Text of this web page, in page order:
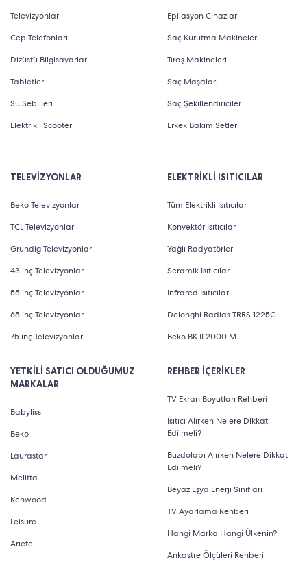
Televizyonlar
Cep Telefonları
Dizüstü Bilgisayarlar
Tabletler
Su Sebilleri
Elektrikli Scooter
Epilasyon Cihazları
Saç Kurutma Makineleri
Tıraş Makineleri
Saç Maşaları
Saç Şekillendiriciler
Erkek Bakım Setleri
TELEVİZYONLAR
Beko Televizyonlar
TCL Televizyonlar
Grundig Televizyonlar
43 inç Televizyonlar
55 inç Televizyonlar
65 inç Televizyonlar
75 inç Televizyonlar
YETKİLİ SATICI OLDUĞUMUZ
MARKALAR
Babyliss
Beko
Laurastar
Melitta
Kenwood
Leisure
Ariete
ELEKTRİKLİ ISITICILAR
Tüm Elektrikli Isıtıcılar
Konvektör Isıtıcılar
Yağlı Radyatörler
Seramik Isıtıcılar
Infrared Isıtıcılar
Delonghi Radias TRRS 1225C
Beko BK II 2000 M
REHBER İÇERİKLER
TV Ekran Boyutları Rehberi
Isıtıcı Alırken Nelere Dikkat
Edilmeli?
Buzdolabı Alırken Nelere Dikkat
Edilmeli?
Beyaz Eşya Enerji Sınıfları
TV Ayarlama Rehberi
Hangi Marka Hangi Ülkenin?
Ankastre Ölçüleri Rehberi